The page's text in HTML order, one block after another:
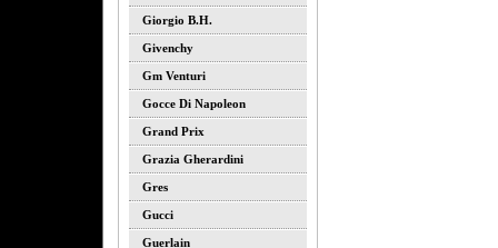
Giorgio B.h.
Givenchy
Gm Venturi
Gocce Di Napoleon
Grand Prix
Grazia Gherardini
Gres
Gucci
Guerlain